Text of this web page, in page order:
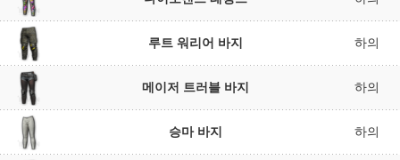
루트 워리어 바지 하의
메이저 트러블 바지 하의
승마 바지 하의